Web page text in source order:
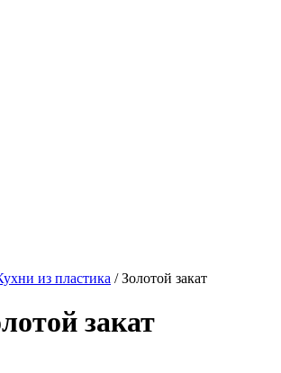
из пластика / Золотой закат
закат